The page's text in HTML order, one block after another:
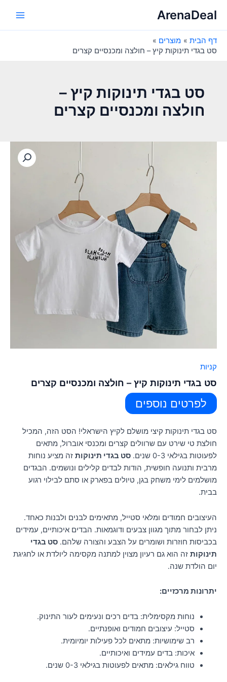
לתוכןArenaDeal
דף הבית
מוצרים
סט בגדי תינוקות קיץ – חולצה ומכנסיים קצרים
סט בגדי תינוקות קיץ –
חולצה ומכנסיים קצרים
קניות
סט בגדי תינוקות קיץ – חולצה ומכנסיים קצרים
לפרטים נוספים
סט בגדי תינוקות קיצי מושלם לקיץ הישראלי! הסט הזה, המכיל
חולצת טי שירט עם שרוולים קצרים ומכנסי אוברול, מתאים
לפעוטות בגילאי 0-3 שנים.
סט בגדי תינוקות זה מציע נוחות
מרבית ותנועה חופשית, הודות לבדים קלילים ונושמים. הבגדים
מושלמים לימי משחק בגן, טיולים בפארק או סתם לבילוי רגוע
בבית.
העיצובים חמודים ומלאי סטייל, מתאימים לבנים ולבנות כאחד.
ניתן לבחור מתוך מגוון צבעים ודוגמאות. הבדים איכותיים, עמידים
בכביסות חוזרות ושומרים על הצבע והצורה שלהם. סט בגדי
תינוקות זה הוא גם רעיון מצוין למתנה מקסימה ליולדת או לחגיגת
יום הולדת שנה.
יתרונות מרכזיים:
נוחות מקסימלית: בדים רכים ונעימים לעור התינוק.
סטייל: עיצובים חמודים ואופנתיים.
רב שימושיות: מתאים לכל פעילות יומיומית.
איכות: בדים עמידים ואיכותיים.
טווח גילאים: מתאים לפעוטות בגילאי 0-3 שנים.